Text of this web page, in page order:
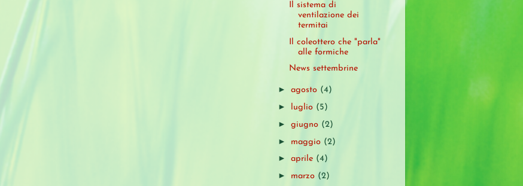
Il sistema di
ventilazione dei
termitai
Il coleottero che "parla"
alle formiche
News settembrine
►agosto (4)
► luglio (5)
►giugno (2)
► maggio (2)
►aprile (4)
► marzo (2)